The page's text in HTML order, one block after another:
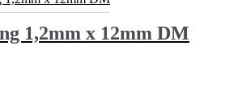
1,2mm x 12mm DM